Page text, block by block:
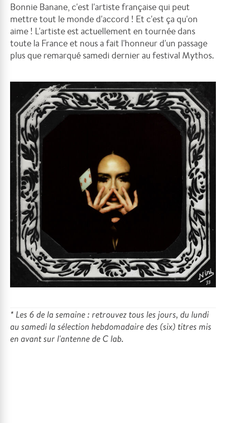
Bonnie Banane, c'est l'artiste française qui peut
mettre tout le monde d'accord ! Et c'est ça qu'on
aime ! L'artiste est actuellement en tournée dans
toute la France et nous a fait l'honneur d'un passage
plus que remarqué samedi dernier au festival Mythos.
* Les 6 de la semaine : retrouvez tous les jours, du lundi
au samedi la sélection hebdomadaire des (six) titres mis
en avant sur l'antenne de C lab.